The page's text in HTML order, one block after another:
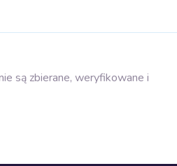
są zbierane, weryfikowane i